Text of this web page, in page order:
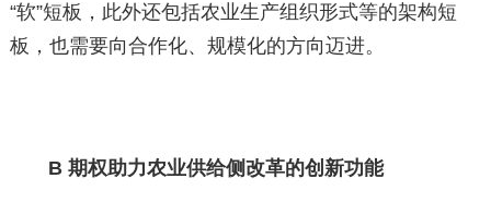
“软”短板，此外还包括农业生产组织形式等的架构短
板，也需要向合作化、规模化的方向迈进。
B 期权助力农业供给侧改革的创新功能